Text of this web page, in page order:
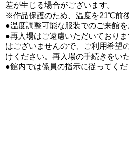
差が生じる場合がございます。
※作品保護のため、温度を21℃前
●温度調整可能な服装でのご来館を
●再入場はご遠慮いただいており
はございませんので、ご利用希望
けください。再入場の手続きをい
●館内では係員の指示に従ってくだ